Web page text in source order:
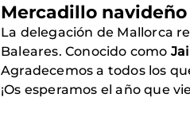
Mercadillo
La delegación de Mallorca
Baleares. Conocido como
Agradecemos a todos los
¡Os esperamos el año que